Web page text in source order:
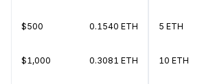
$500 0.1540 ETH
$1,000 0.3081 ETH
5 ETH
10 ETH